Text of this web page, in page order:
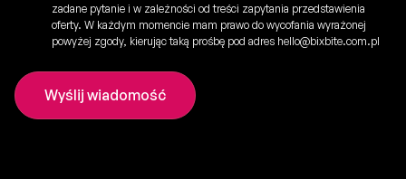
zadane pytanie i w zależności od treści zapytania przedstawienia
oferty. W każdym momencie mam prawo do wycofania wyrażonej
powyżej zgody, kierując taką prośbę pod adres hello@bixbite.com.pl